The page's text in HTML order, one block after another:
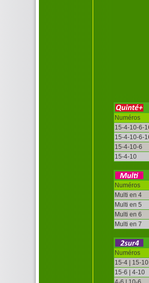
Numéros
15-4-10-6-
15-4-10-6-
15-4-10-6
15-4-10
Numéros
Multi en 4
Multi en 5
Multi en 6
Multi en 7
Numéros
15-4 | 15-10
15-6 | 4-10